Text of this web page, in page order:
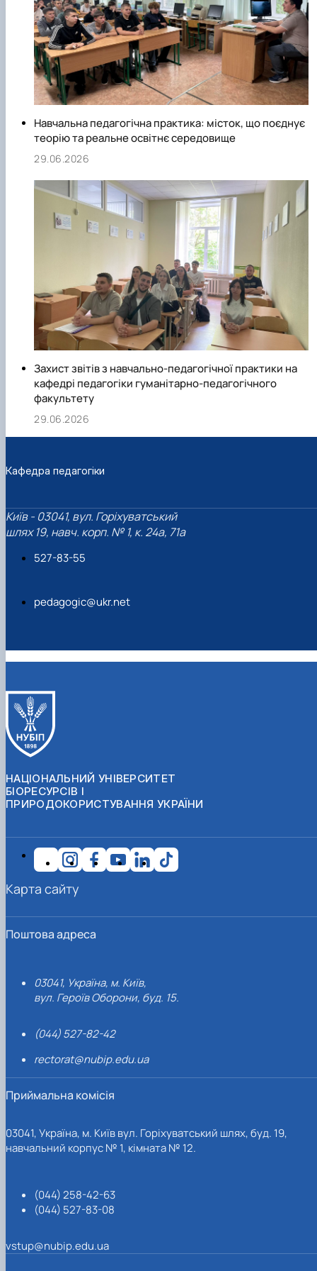
А ще кафедра є майданчиком підвищення педагогічної
майстерності для наставників студентських груп&nbsp;і
молодих викладачів.
Навчальна педагогічна практика: місток, що поєднує
теорію та реальне освітнє середовище
29.06.2026
Захист звітів з навчально-педагогічної практики на
кафедрі педагогіки гуманітарно-педагогічного
факультету
29.06.2026
Кафедра педагогіки
Київ - 03041, вул. Горіхуватський
шлях 19, навч. корп. № 1, к. 24а, 71а
527-83-55
pedagogic@ukr.net
НАЦІОНАЛЬНИЙ УНІВЕРСИТЕТ
БІОРЕСУРСІВ І
ПРИРОДОКОРИСТУВАННЯ УКРАЇНИ
Поштова адреса
03041, Україна, м. Київ,
вул. Героїв Оборони, буд. 15.
(044) 527-82-42
rectorat@nubip.edu.ua
Приймальна комісія
03041, Україна, м. Київ вул. Горіхуватський шлях, буд. 19,
навчальний корпус № 1, кімната № 12.
(044) 258-42-63
(044) 527-83-08
vstup@nubip.edu.ua
Карта сайту